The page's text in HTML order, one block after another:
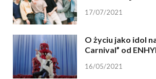
17/07/2021
O życiu jako idol
Carnival” od
16/05/2021